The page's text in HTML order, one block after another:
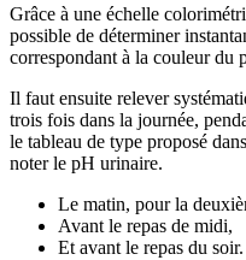
Grâce à une échelle
possible de déterminer
correspondant à la couleur du
Il faut ensuite relever
trois fois dans la journée,
le tableau de type proposé
noter le pH urinaire.
Le matin, pour la
Avant le repas de midi,
Et avant le repas du soir.